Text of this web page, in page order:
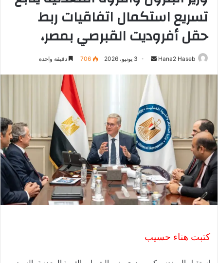
تسريع استكمال اتفاقيات ربط
حقل أفروديت القبرصي بمصر،
Hana2 Haseb
س
ب
ر
ي
د
ا
ل
ك
ت
3 يونيو، 2026 706 دقيقة واحدة
كتبت هناء حسيب